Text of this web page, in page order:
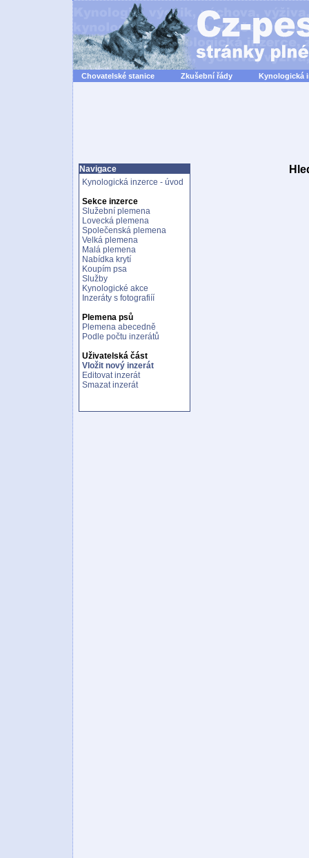
Chovatelské stanice Zkušební řády Kynologická
Navigace
Kynologická inzerce - úvod
Sekce inzerce
Služební plemena
Lovecká plemena
Společenská plemena
Velká plemena
Malá plemena
Nabídka krytí
Koupím psa
Služby
Kynologické akce
Inzeráty s fotografiíí
Plemena psů
Plemena abecedně
Podle počtu inzerátů
Uživatelská část
Vložit nový inzerát
Editovat inzerát
Smazat inzerát